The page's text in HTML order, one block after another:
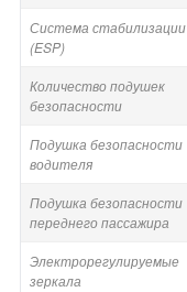
Система стабилизации
(ESP)
Количество подушек
безопасности
Подушка безопасности
водителя
Подушка безопасности
переднего пассажира
Электрорегулируемые
зеркала